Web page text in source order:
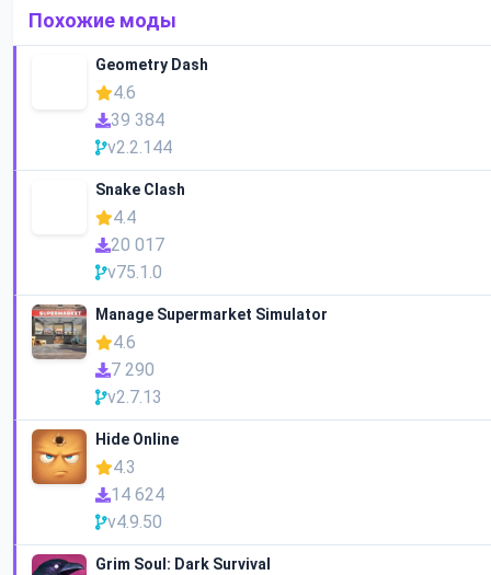
Похожие моды
Geometry Dash
4.6
39 384
v2.2.144
Snake Clash
4.4
20 017
v75.1.0
Manage Supermarket Simulator
4.6
7 290
v2.7.13
Hide Online
4.3
14 624
v4.9.50
Grim Soul: Dark Survival